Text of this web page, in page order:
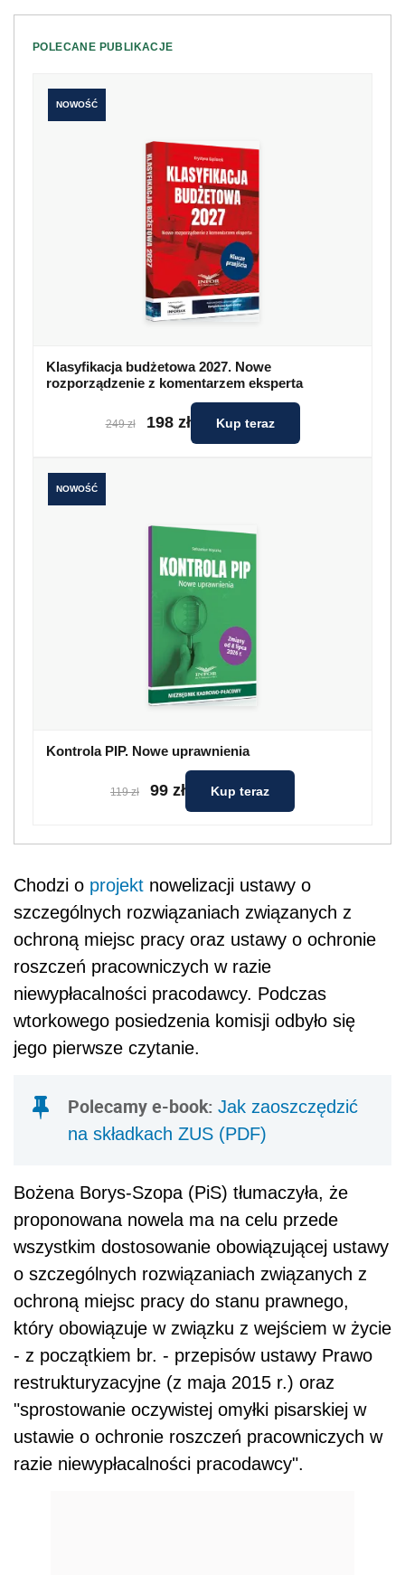
POLECANE PUBLIKACJE
NOWOŚĆ
Klasyfikacja budżetowa 2027. Nowe
rozporządzenie z komentarzem eksperta
249 zł 198 zł Kup teraz
NOWOŚĆ
Kontrola PIP. Nowe uprawnienia
119 zł 99 zł Kup teraz
Chodzi o projekt nowelizacji ustawy o
szczególnych rozwiązaniach związanych z
ochroną miejsc pracy oraz ustawy o ochronie
roszczeń pracowniczych w razie
niewypłacalności pracodawcy. Podczas
wtorkowego posiedzenia komisji odbyło się
jego pierwsze czytanie.
Polecamy e-book: Jak zaoszczędzić
na składkach ZUS (PDF)
Bożena Borys-Szopa (PiS) tłumaczyła, że
proponowana nowela ma na celu przede
wszystkim dostosowanie obowiązującej ustawy
o szczególnych rozwiązaniach związanych z
ochroną miejsc pracy do stanu prawnego,
który obowiązuje w związku z wejściem w życie
- z początkiem br. - przepisów ustawy Prawo
restrukturyzacyjne (z maja 2015 r.) oraz
"sprostowanie oczywistej omyłki pisarskiej w
ustawie o ochronie roszczeń pracowniczych w
razie niewypłacalności pracodawcy".